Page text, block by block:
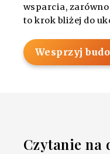
wsparcia,
to krok bliżej do
Wesprzyj
Czytanie na